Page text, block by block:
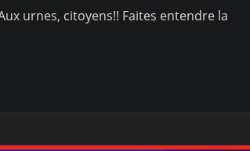
urnes, citoyens!! Faites entendre la